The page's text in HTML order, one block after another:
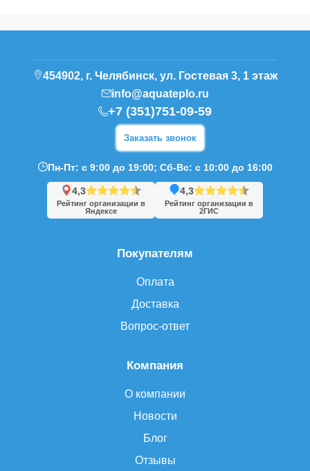
Компания
О компании
Новости
Блог
Отзывы
Покупателям
Оплата
Доставка
Вопрос-ответ
454902, г. Челябинск, ул. Гостевая 3, 1 этаж
info@aquateplo.ru
+7 (351)751-09-59
Заказать звонок
Пн-Пт: с 9:00 до 19:00; Сб-Вс: с 10:00 до 16:00
4,3
Рейтинг организации в
Яндексе
4,3
Рейтинг организации в
2ГИС